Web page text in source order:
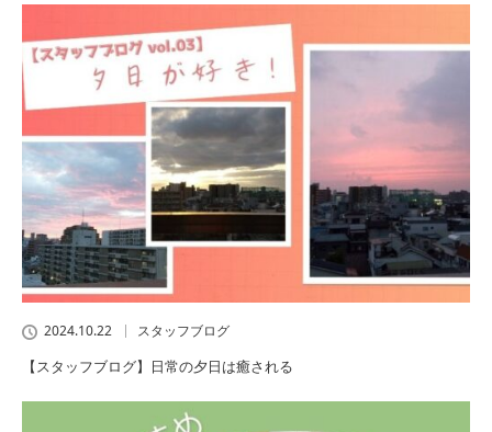
2024.10.22 スタッフブログ
【スタッフブログ】日常の夕日は癒される